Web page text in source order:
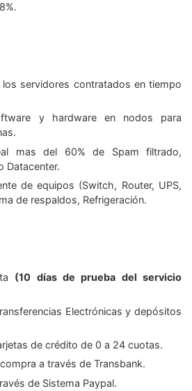
servidores contratados en tiempo
y hardware en nodos para
mas del 60% de Spam filtrado,
Datacenter.
de equipos (Switch, Router, UPS,
de respaldos, Refrigeración.
(10 días de prueba del servicio
Electrónicas y depósitos
de crédito de 0 a 24 cuotas.
a través de Transbank.
de Sistema Paypal.